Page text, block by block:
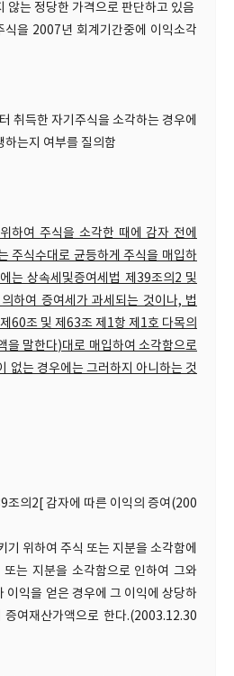
않는 정당한 가격으로 판단하고 있음
을 2007년 회계기간중에 이익소각
취득한 자기주식을 소각하는 경우에
하는지 여부를 질의함
하여 주식을 소각한 때에 감자 전에
주식수대로 균등하게 주식을 매입하
는 상속세및증여세법 제39조의2 및
하여 증여세가 과세되는 것이나, 법
60조 및 제63조 제1항 제1호 다목의
을 말한다)대로 매입하여 소각함으로
없는 경우에는 그러하지 아니하는 것
조의2[ 감자에 따른 이익의 증여(200
위하여 주식 또는 지분을 소각함에
는 지분을 소각함으로 인하여 그와
이익을 얻은 경우에 그 이익에 상당하
여재산가액으로 한다.(2003.12.30